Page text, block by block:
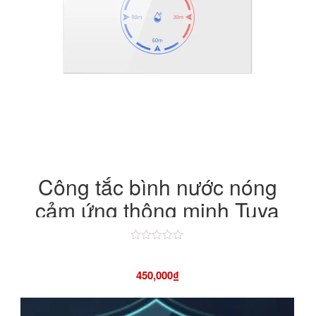
Công tắc bình nước nóng
cảm ứng thông minh Tuya
WiFi 20A/4400W
4.50
sao
450,000₫